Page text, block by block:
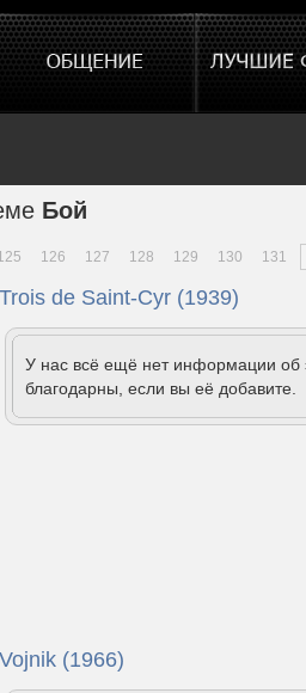
Бой
126 127 128 129 130 131
Trois de Saint-Cyr (1939)
У нас всё ещё нет информации
благодарны, если вы её добавите.
Vojnik (1966)